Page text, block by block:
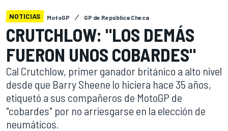
NOTICIAS MotoGP GP de República Checa
CRUTCHLOW: "LOS DEMÁS
FUERON UNOS COBARDES"
Cal Crutchlow, primer ganador británico a alto nivel
desde que Barry Sheene lo hiciera hace 35 años,
etiquetó a sus compañeros de MotoGP de
"cobardes" por no arriesgarse en la elección de
neumáticos.